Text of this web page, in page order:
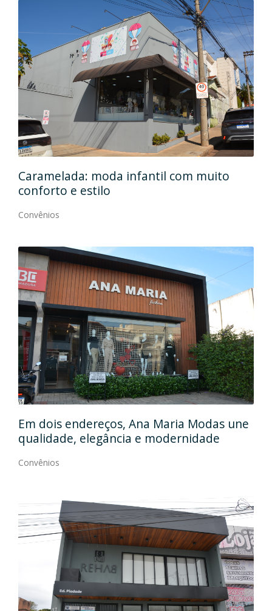
Caramelada: moda infantil com muito
conforto e estilo
Convênios
Em dois endereços, Ana Maria Modas une
qualidade, elegância e modernidade
Convênios